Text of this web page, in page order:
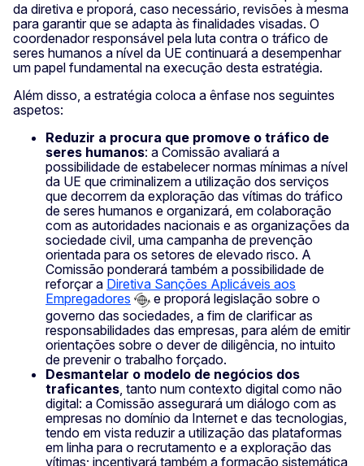
da diretiva e proporá, caso necessário, revisões à mesma
para garantir que se adapta às finalidades visadas. O
coordenador responsável pela luta contra o tráfico de
seres humanos a nível da UE continuará a desempenhar
um papel fundamental na execução desta estratégia.
Além disso, a estratégia coloca a ênfase nos seguintes
aspetos:
Reduzir a procura que promove o tráfico de
seres humanos: a Comissão avaliará a
possibilidade de estabelecer normas mínimas a nível
da UE que criminalizem a utilização dos serviços
que decorrem da exploração das vítimas do tráfico
de seres humanos e organizará, em colaboração
com as autoridades nacionais e as organizações da
sociedade civil, uma campanha de prevenção
orientada para os setores de elevado risco. A
Comissão ponderará também a possibilidade de
reforçar a Diretiva Sanções Aplicáveis aos
Empregadores
e proporá legislação sobre o
governo das sociedades, a fim de clarificar as
responsabilidades das empresas, para além de emitir
orientações sobre o dever de diligência, no intuito
de prevenir o trabalho forçado.
Desmantelar o modelo de negócios dos
traficantes , tanto num contexto digital como não
digital: a Comissão assegurará um diálogo com as
empresas no domínio da Internet e das tecnologias,
tendo em vista reduzir a utilização das plataformas
em linha para o recrutamento e a exploração das
vítimas; incentivará também a formação sistemática